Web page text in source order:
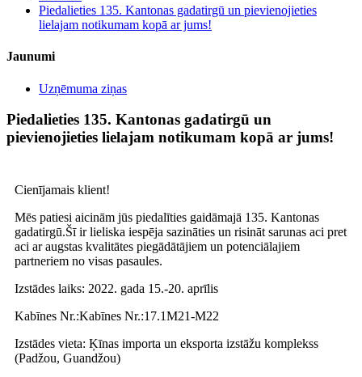
Piedalieties 135. Kantonas gadatirgū un pievienojieties
lielajam notikumam kopā ar jums!
Jaunumi
Uzņēmuma ziņas
Piedalieties 135. Kantonas gadatirgū un
pievienojieties lielajam notikumam kopā ar jums!
Cienījamais klient!
Mēs patiesi aicinām jūs piedalīties gaidāmajā 135. Kantonas
gadatirgū.Šī ir lieliska iespēja sazināties un risināt sarunas aci pret
aci ar augstas kvalitātes piegādātājiem un potenciālajiem
partneriem no visas pasaules.
Izstādes laiks: 2022. gada 15.-20. aprīlis
Kabīnes Nr.:Kabīnes Nr.:17.1M21-M22
Izstādes vieta: Ķīnas importa un eksporta izstāžu komplekss
(Padžou, Guandžou)